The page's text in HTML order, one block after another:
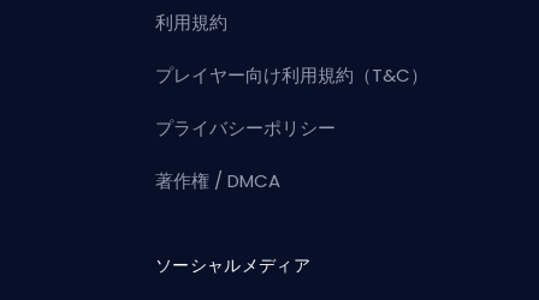
利用規約
プレイヤー向け利用規約（T&C）
プライバシーポリシー
著作権 / DMCA
ソーシャルメディア